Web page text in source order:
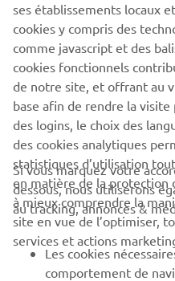
XSR700
CORPORATE
BUSINESS
PLUS DE YAMAHA
ses établissements locaux
cookies y compris des
comme javascript et des
cookies fonctionnels
de notre site, et offrant au
base afin de rendre la
des logins, le choix des
des cookies analytiques
statistiques d’utilisation
en matière de la protection
à mieux comprendre la
site en vue de l’optimiser,
services et actions
Si vous marquez votre
dessous, nous utiliserons
au tracking, annonces &
Les cookies
comportement de